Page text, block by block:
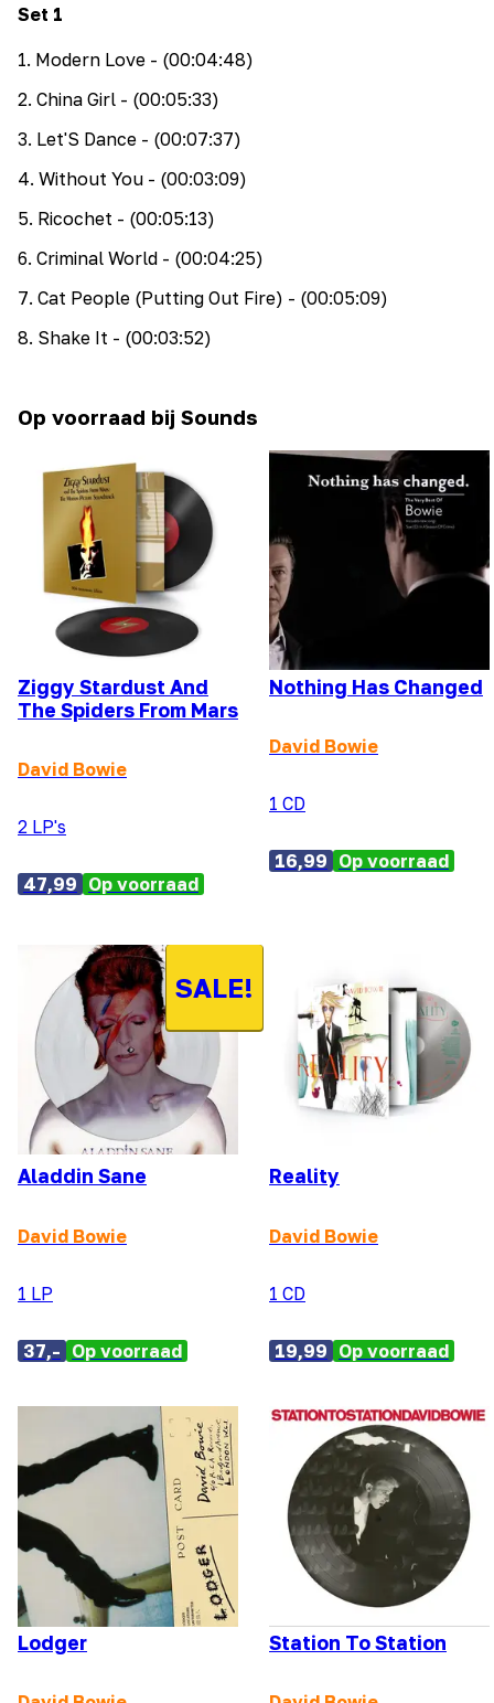
Set 1
1. Modern Love - (00:04:48)
2. China Girl - (00:05:33)
3. Let'S Dance - (00:07:37)
4. Without You - (00:03:09)
5. Ricochet - (00:05:13)
6. Criminal World - (00:04:25)
7. Cat People (Putting Out Fire) - (00:05:09)
8. Shake It - (00:03:52)
Op voorraad bij Sounds
Ziggy Stardust And
The Spiders From Mars
David Bowie
2 LP's
47,99 Op voorraad
Nothing Has Changed
David Bowie
1 CD
16,99 Op voorraad
SALE!
Aladdin Sane
David Bowie
1 LP
37,- Op voorraad
Reality
David Bowie
1 CD
19,99 Op voorraad
Lodger Station To Station